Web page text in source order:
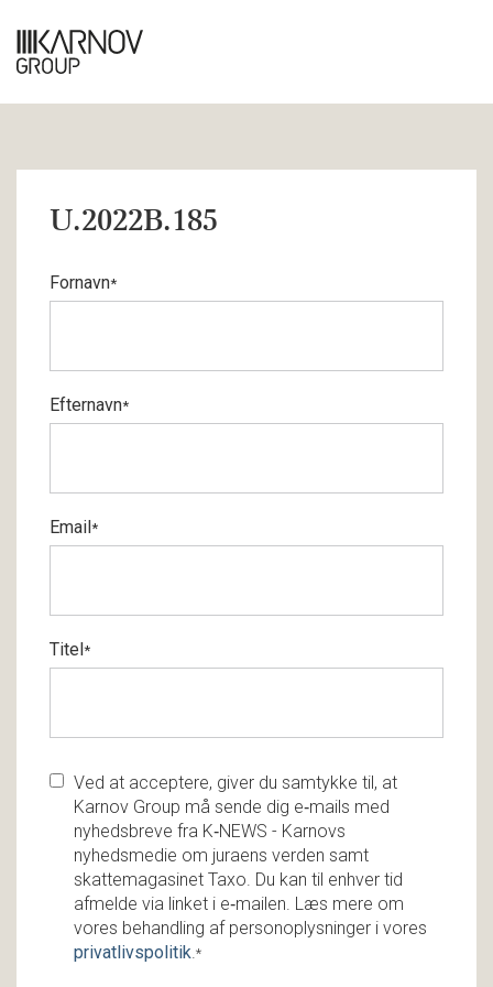
U.2022B.185
Fornavn*
Efternavn*
Email*
Titel*
Ved at acceptere, giver du samtykke til, at
Karnov Group må sende dig e‑mails med
nyhedsbreve fra K‑NEWS - Karnovs
nyhedsmedie om juraens verden samt
skattemagasinet Taxo. Du kan til enhver tid
afmelde via linket i e‑mailen. Læs mere om
vores behandling af personoplysninger i vores
privatlivspolitik.*